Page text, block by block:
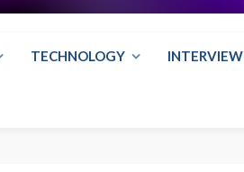
TECHNOLOGY INTERVIEW